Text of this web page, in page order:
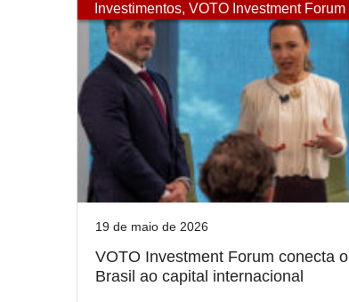
Investimentos, VOTO Investment Forum
19 de maio de 2026
VOTO Investment Forum conecta o
Brasil ao capital internacional